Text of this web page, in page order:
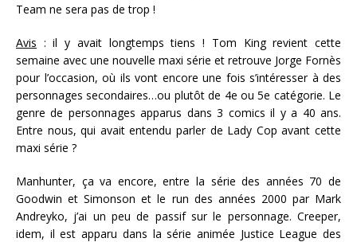
Team ne sera pas de trop !
Avis : il y avait longtemps tiens ! Tom King revient cette
semaine avec une nouvelle maxi série et retrouve Jorge Fornès
pour l’occasion, où ils vont encore une fois s’intéresser à des
personnages secondaires…ou plutôt de 4e ou 5e catégorie. Le
genre de personnages apparus dans 3 comics il y a 40 ans.
Entre nous, qui avait entendu parler de Lady Cop avant cette
maxi série ?
Manhunter, ça va encore, entre la série des années 70 de
Goodwin et Simonson et le run des années 2000 par Mark
Andreyko, j’ai un peu de passif sur le personnage. Creeper,
idem, il est apparu dans la série animée Justice League des